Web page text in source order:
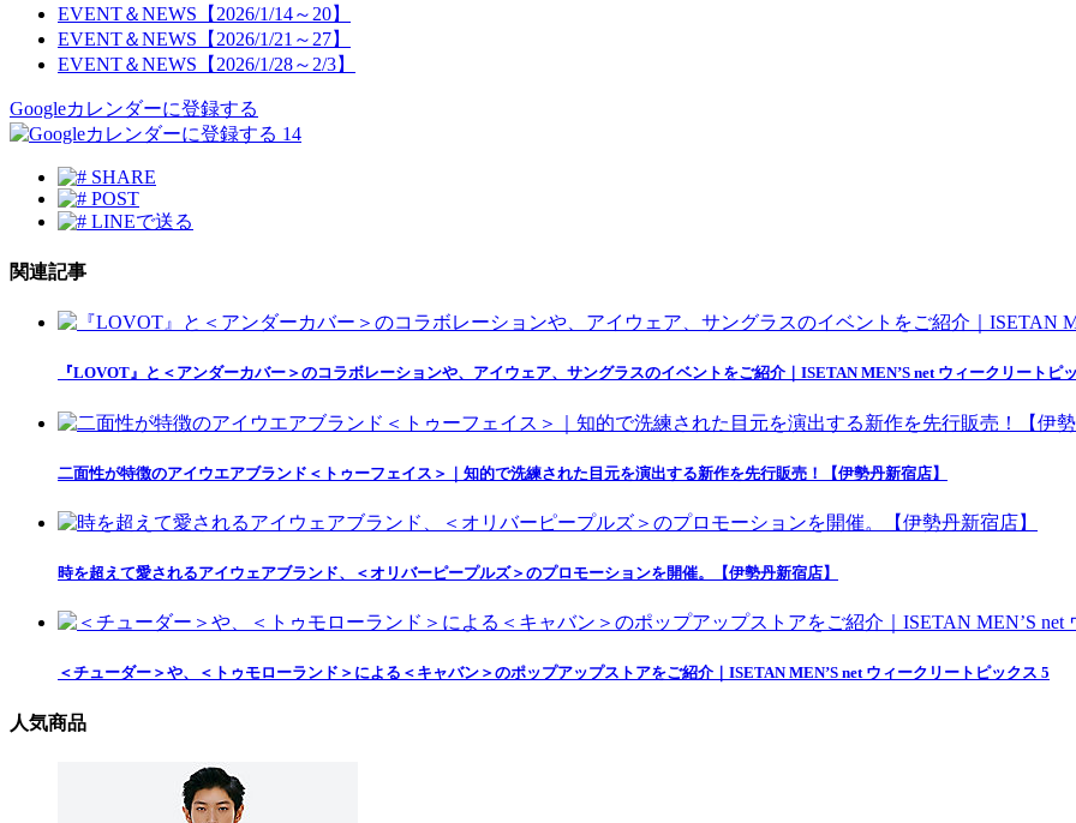
EVENT＆NEWS【2026/1/14～20】
EVENT＆NEWS【2026/1/21～27】
EVENT＆NEWS【2026/1/28～2/3】
Googleカレンダーに登録する
14
SHARE
POST
LINEで送る
関連記事
『LOVOT』と＜アンダーカバー＞のコラボレーションや、アイウェア、サングラスのイベントをご紹介｜ISETAN MEN’S net ウィークリートピ
二面性が特徴のアイウエアブランド＜トゥーフェイス＞｜知的で洗練された目元を演出する新作を先行販売！【伊勢丹新宿店】
時を超えて愛されるアイウェアブランド、＜オリバーピープルズ＞のプロモーションを開催。【伊勢丹新宿店】
＜チューダー＞や、＜トゥモローランド＞による＜キャバン＞のポップアップストアをご紹介｜ISETAN MEN’S net ウィークリートピックス 5
人気商品